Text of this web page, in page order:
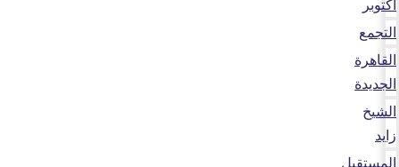
التجمع
القاهرة
الجديدة
الشيخ
زايد